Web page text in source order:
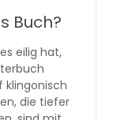
Buch?
eilig hat,
klingonisch
die tiefer